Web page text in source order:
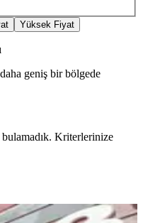
Yüksek Fiyat
geniş bir bölgede
Kriterlerinize